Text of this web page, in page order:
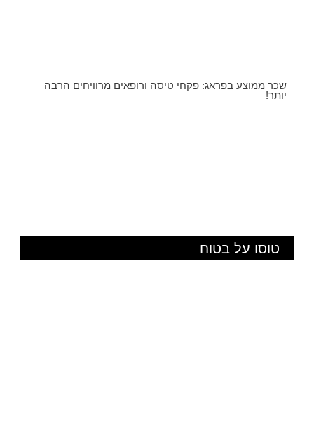
טוסו על בטוח
שכר ממוצע בפראג: פקחי טיסה ורופאים מרוויחים הרבה
יותר!